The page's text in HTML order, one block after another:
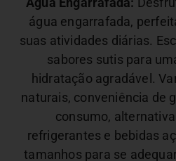
água engarrafada,
suas atividades diárias.
sabores sutis para
hidratação agradável.
naturais, conveniência de
consumo,
refrigerantes e bebidas
tamanhos para se